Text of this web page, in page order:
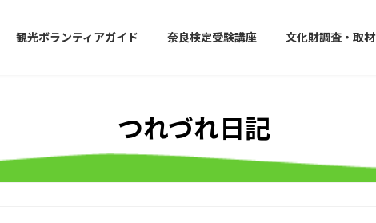
観光ボランティアガイド 奈良検定受験講座 文化財調査・取材
つれづれ日記